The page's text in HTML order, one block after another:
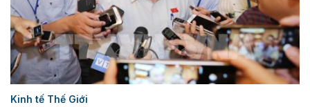
Kinh tế Thế Giới